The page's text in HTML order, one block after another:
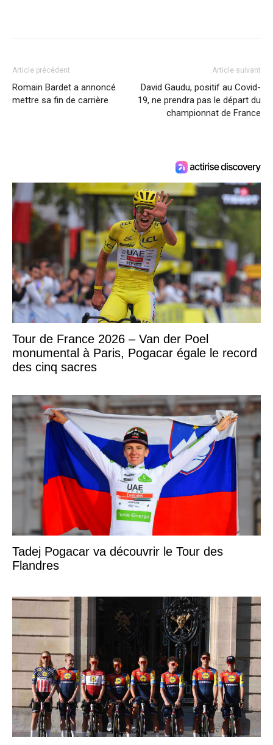
Article précédent
Romain Bardet a annoncé
mettre sa fin de carrière
Article suivant
David Gaudu, positif au Covid-
19, ne prendra pas le départ du
championnat de France
Tour de France 2026 – Van der Poel
monumental à Paris, Pogacar égale le record
des cinq sacres
Tadej Pogacar va découvrir le Tour des
Flandres